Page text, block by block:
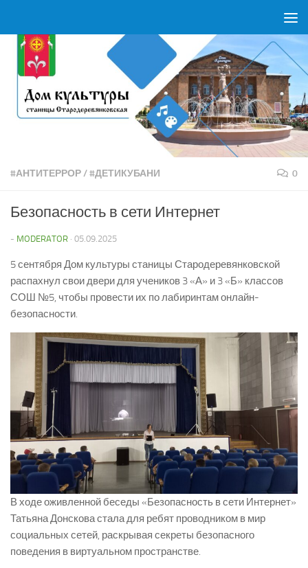
#АНТИТЕРРОР/#ДЕТИКУБАНИ 0
Безопасность в сети Интернет
- MODERATOR · 05.09.2025
5 сентября Дом культуры станицы Стародеревянковской
распахнул свои двери для учеников 3 «А» и 3 «Б» классов
СОШ №5, чтобы провести их по лабиринтам онлайн-
безопасности.
В ходе оживленной беседы «Безопасность в сети Интернет»
Татьяна Донскова стала для ребят проводником в мир
социальных сетей, раскрывая секреты безопасного
поведения в виртуальном пространстве.